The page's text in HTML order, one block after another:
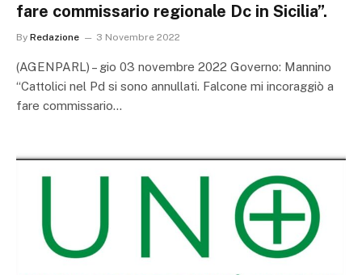
fare commissario regionale Dc in Sicilia”.
By Redazione 3 Novembre 2022
(AGENPARL) – gio 03 novembre 2022 Governo: Mannino
“Cattolici nel Pd si sono annullati. Falcone mi incoraggiò a
fare commissario…